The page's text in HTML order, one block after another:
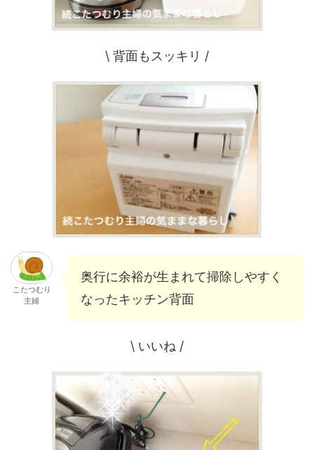
\ 背面もスッキリ /
こたつむり
主婦
奥行に余裕が生まれて掃除しやすく
なったキッチン背面
\ いいね /